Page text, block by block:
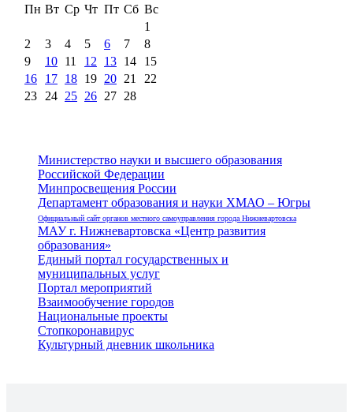
Пн Вт Ср Чт Пт Сб Вс
1
2
3 4 5 6 7
8
9
10 11 12 13 14
15
16
17 18 19 20 21
22
23
24 25 26 27 28
Министерство науки и высшего образования
Российской Федерации
Минпросвещения России
Департамент образования и науки ХМАО – Югры
Официальный сайт органов местного самоуправления города Нижневартовска
МАУ г. Нижневартовска «Центр развития
образования»
Единый портал государственных и
муниципальных услуг
Портал мероприятий
Взаимообучение городов
Национальные проекты
Стопкоронавирус
Культурный дневник школьника